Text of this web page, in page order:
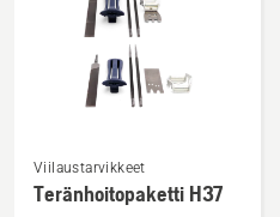
Katso
lisätietoja
Viilaustarvikkeet
Teränhoitopaketti H37